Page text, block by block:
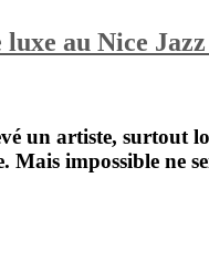
au Nice Jazz
un artiste, surtout
Mais impossible ne